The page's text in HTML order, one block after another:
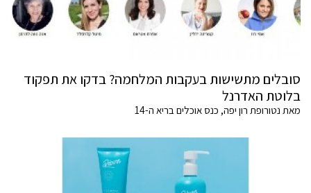
סובלים מתשישות בעקבות המלחמה? בדקו את תפקוד
בלוטת האדרנל
מאת נטורופת רון יפה, כנס אוכלים בריא ה-14